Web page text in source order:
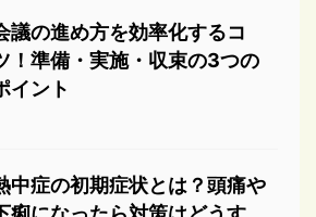
議の進め方を効率化するコ
！準備・実施・収束の3つの
イント
中症の初期症状とは？頭痛や